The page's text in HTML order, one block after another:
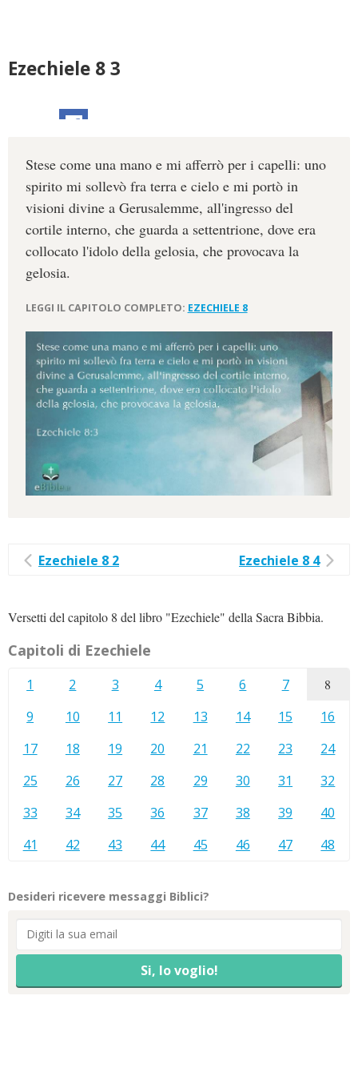
Ezechiele 8 3
Stese come una mano e mi afferrò per i capelli: uno
spirito mi sollevò fra terra e cielo e mi portò in
visioni divine a Gerusalemme, all'ingresso del
cortile interno, che guarda a settentrione, dove era
collocato l'idolo della gelosia, che provocava la
gelosia.
LEGGI IL CAPITOLO COMPLETO: EZECHIELE 8
Ezechiele 8 2 Ezechiele 8 4
Versetti del capitolo 8 del libro "Ezechiele" della Sacra Bibbia.
Capitoli di Ezechiele
1 2 3 4 5 6 7 8
9 10 11 12 13 14 15
16
17
18 19 20 21 22 23
24
25
26 27 28 29 30 31
32
33
34 35 36 37 38 39
40
41
42 43 44 45 46 47 48
Desideri ricevere messaggi Biblici?